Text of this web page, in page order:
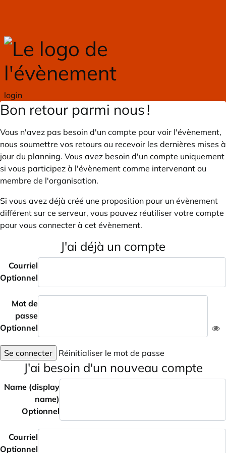
login
Bon retour parmi nous !
Vous n'avez pas besoin d'un compte pour voir l'évènement,
nous soumettre vos retours ou recevoir les dernières mises à
jour du planning. Vous avez besoin d'un compte uniquement
si vous participez à l'évènement comme intervenant ou
membre de l'organisation.
Si vous avez déjà créé une proposition pour un évènement
différent sur ce serveur, vous pouvez réutiliser votre compte
pour vous connecter à cet évènement.
J'ai déjà un compte
Courriel
Optionnel
Mot de
passe
Optionnel
Se connecter Réinitialiser le mot de passe
J'ai besoin d'un nouveau compte
Name (display
name)
Optionnel
Courriel
Optionnel